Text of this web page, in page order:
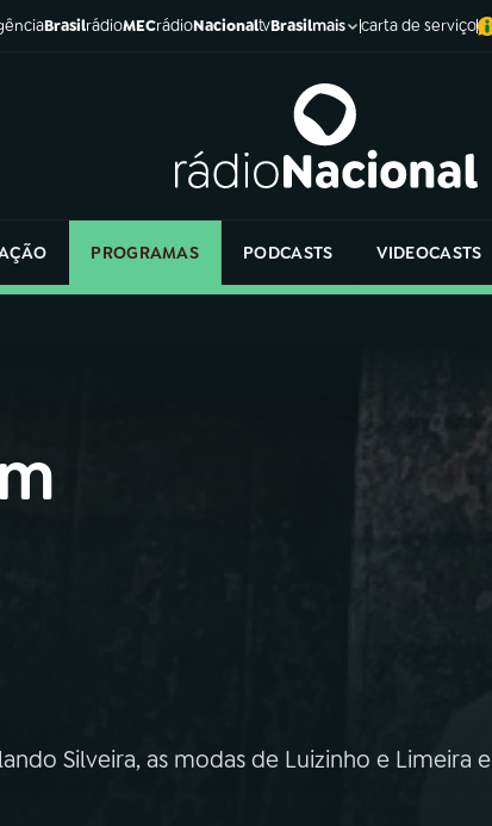
BrasilrádioMECrádioNacionaltvBrasilmais carta de serviço
PROGRAMAS PODCASTS VIDEOCASTS
Silveira, as modas de Luizinho e Limeira e